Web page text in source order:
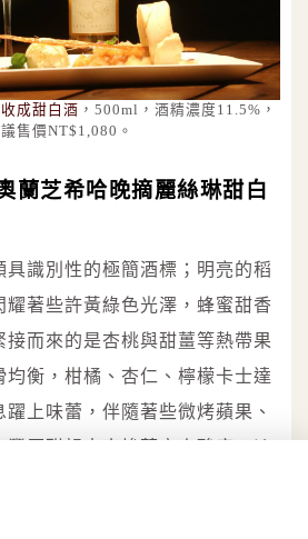
成甜白酒 ，500ml，酒精濃度11.5%，
售價NT$1,080。
蘭芝希哈晚摘麗絲琳甜白
具識別性的極簡酒標；明亮的稻
耀著些許黃綠色光澤，蜂蜜甜香
接而來的是杏桃與甜薑等熱帶果
均衡，柑橘、杏仁、檸檬卡士達
上味蕾，伴隨著些微烤蘋果、